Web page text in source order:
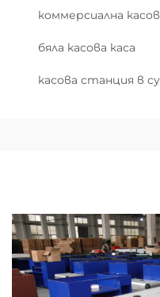
коммерсиална
бяла касова каса
касова станция в